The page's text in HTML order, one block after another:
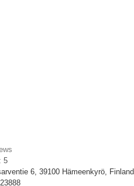
5
6, 39100 Hämeenkyrö, Finland